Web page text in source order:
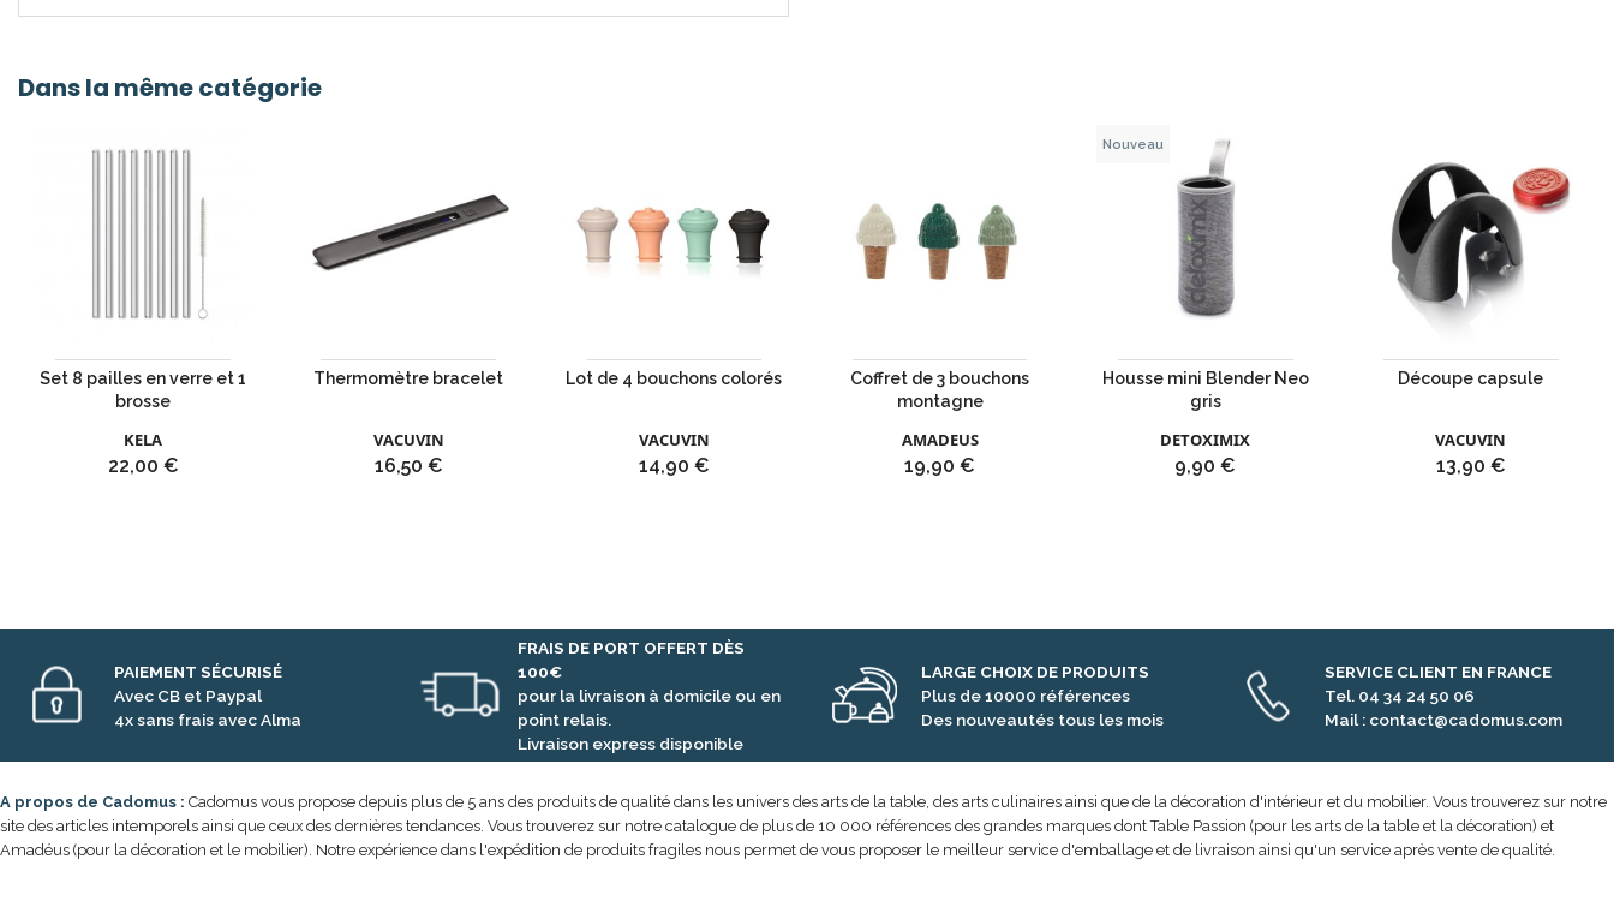
Dans la même catégorie
Set 8 pailles en verre et 1
brosse
KELA
Prix
22,00 €
Thermomètre bracelet
VACUVIN
Prix
16,50 €
Lot de 4 bouchons colorés
VACUVIN
Prix
14,90 €
Coffret de 3 bouchons
montagne
AMADEUS
Prix
19,90 €
Housse mini Blender Neo
gris
DETOXIMIX
Prix
9,90 €
Nouveau
Découpe capsule
VACUVIN
Prix
13,90 €
PAIEMENT SÉCURISÉ
Avec CB et Paypal
4x sans frais avec Alma
FRAIS DE PORT OFFERT DÈS
100€
pour la livraison à domicile ou en
point relais.
Livraison express disponible
LARGE CHOIX DE PRODUITS
Plus de 10000 références
Des nouveautés tous les mois
SERVICE CLIENT EN FRANCE
Tel. 04 34 24 50 06
Mail : contact@cadomus.com
A propos de Cadomus : Cadomus vous propose depuis plus de 5 ans des produits de qualité dans les univers des arts de la table, des arts culinaires ainsi que de la décoration d'intérieur et du mobilier. Vous trouverez sur notre
site des articles intemporels ainsi que ceux des dernières tendances. Vous trouverez sur notre catalogue de plus de 10 000 références des grandes marques dont Table Passion (pour les arts de la table et la décoration) et
Amadéus (pour la décoration et le mobilier). Notre expérience dans l'expédition de produits fragiles nous permet de vous proposer le meilleur service d'emballage et de livraison ainsi qu'un service après vente de qualité.